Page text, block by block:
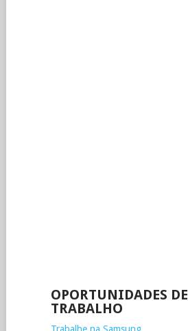
OPORTUNIDADES DE
TRABALHO